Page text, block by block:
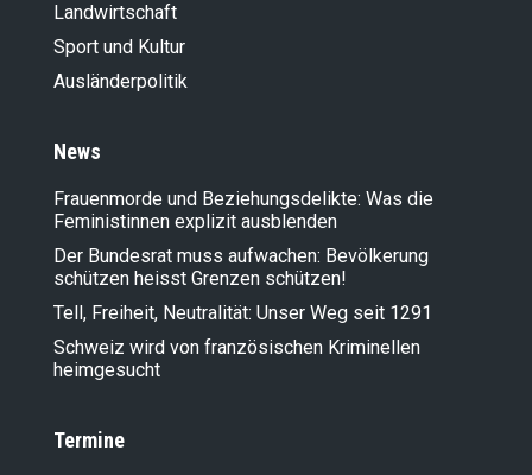
Landwirt­schaft
Sport und Kultur
Ausländer­politik
News
Frauenmorde und Beziehungsdelikte: Was die
Feministinnen explizit ausblenden
Der Bundesrat muss aufwachen: Bevölkerung
schützen heisst Grenzen schützen!
Tell, Freiheit, Neutralität: Unser Weg seit 1291
Schweiz wird von französischen Kriminellen
heimgesucht
Termine